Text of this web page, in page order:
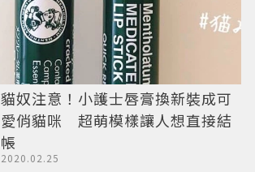
貓奴注意！小護士唇膏換新裝成可
愛俏貓咪 超萌模樣讓人想直接結
帳
2020.02.25